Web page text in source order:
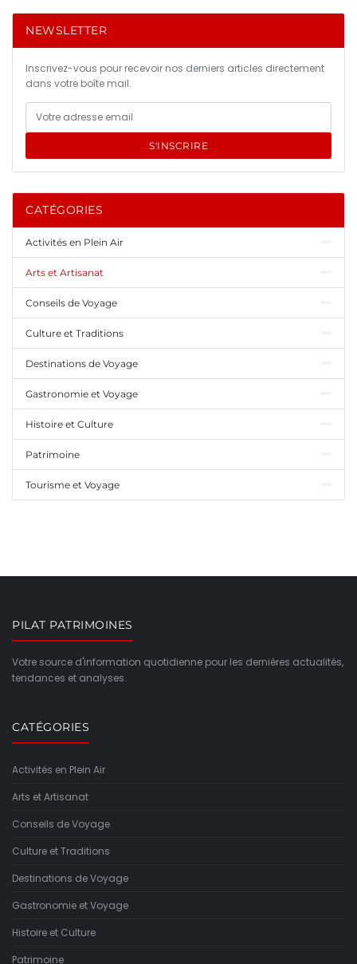
NEWSLETTER
Inscrivez-vous pour recevoir nos derniers articles directement
dans votre boîte mail.
S'INSCRIRE
CATÉGORIES
Activités en Plein Air
Arts et Artisanat
Conseils de Voyage
Culture et Traditions
Destinations de Voyage
Gastronomie et Voyage
Histoire et Culture
Patrimoine
Tourisme et Voyage
PILAT PATRIMOINES
Votre source d'information quotidienne pour les dernières actualités,
tendances et analyses.
CATÉGORIES
Activités en Plein Air
Arts et Artisanat
Conseils de Voyage
Culture et Traditions
Destinations de Voyage
Gastronomie et Voyage
Histoire et Culture
Patrimoine